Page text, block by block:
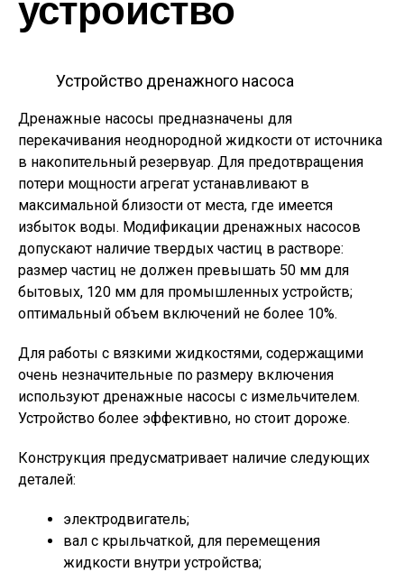
Устройство дренажного насоса
Дренажные насосы предназначены для
перекачивания неоднородной жидкости от источника
в накопительный резервуар. Для предотвращения
потери мощности агрегат устанавливают в
максимальной близости от места, где имеется
избыток воды. Модификации дренажных насосов
допускают наличие твердых частиц в растворе:
размер частиц не должен превышать 50 мм для
бытовых, 120 мм для промышленных устройств;
оптимальный объем включений не более 10%.
Для работы с вязкими жидкостями, содержащими
очень незначительные по размеру включения
используют дренажные насосы с измельчителем.
Устройство более эффективно, но стоит дороже.
Конструкция предусматривает наличие следующих
деталей:
электродвигатель;
вал с крыльчаткой, для перемещения
жидкости внутри устройства;